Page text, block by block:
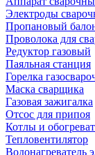
Электроды
Пропановый
Проволока для
Редуктор газовый
Паяльная станция
Горелка
Маска сварщика
Газовая зажигалка
Отсос для припоя
Котлы и
Тепловентилятор
Водонагреватель